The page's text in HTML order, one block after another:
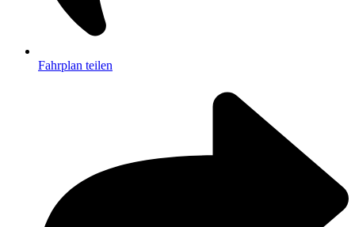
Fahrplan teilen